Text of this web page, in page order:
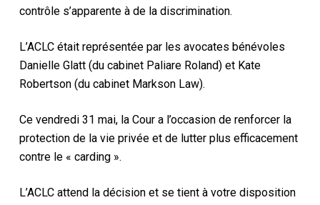
contrôle s’apparente à de la discrimination.
L’ACLC était représentée par les avocates bénévoles
Danielle Glatt (du cabinet Paliare Roland) et Kate
Robertson (du cabinet Markson Law).
Ce vendredi 31 mai, la Cour a l’occasion de renforcer la
protection de la vie privée et de lutter plus efficacement
contre le « carding ».
L’ACLC attend la décision et se tient à votre disposition